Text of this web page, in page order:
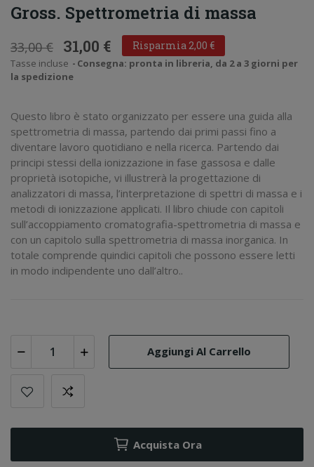
Gross. Spettrometria di massa
33,00 € 31,00 € Risparmia 2,00 €
Tasse incluse
Consegna: pronta in libreria, da 2 a 3 giorni per
la spedizione
Questo libro è stato organizzato per essere una guida alla
spettrometria di massa, partendo dai primi passi fino a
diventare lavoro quotidiano e nella ricerca. Partendo dai
principi stessi della ionizzazione in fase gassosa e dalle
proprietà isotopiche, vi illustrerà la progettazione di
analizzatori di massa, l’interpretazione di spettri di massa e i
metodi di ionizzazione applicati. Il libro chiude con capitoli
sull’accoppiamento cromatografia-spettrometria di massa e
con un capitolo sulla spettrometria di massa inorganica. In
totale comprende quindici capitoli che possono essere letti
in modo indipendente uno dall’altro..
Aggiungi Al Carrello
Acquista Ora